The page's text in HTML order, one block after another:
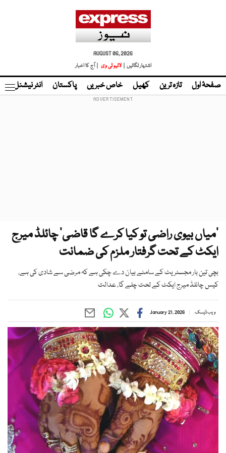
AUGUST 06, 2026
اشتہار لگائیں |
لائیو ٹی وی | آج کا اخبار
صفحۂ اول تازہ ترین کھیل خاص خبریں پاکستان انٹر نیشنل
’میاں بیوی راضی تو کیا کرے گا قاضی‘ چائلڈ میرج
ایکٹ کے تحت گرفتار ملزم کی ضمانت
بچی تین بار مجسٹریٹ کے سامنے بیان دے چکی ہے کہ مرضی سے شادی کی ہے،
کیس چائلڈ میرج ایکٹ کے تحت چلے گا، عدالت
ویب ڈیسک January 21, 2026